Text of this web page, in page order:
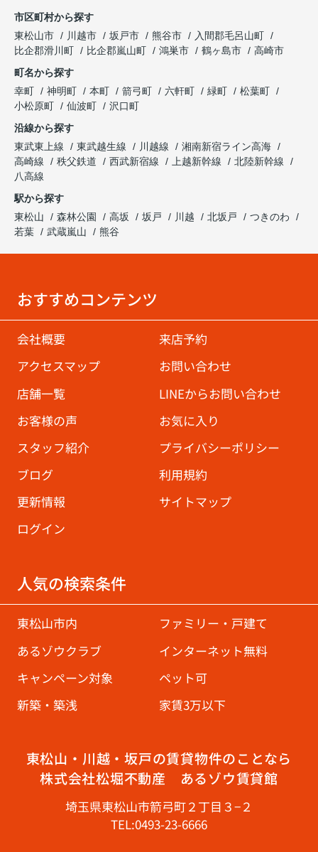
市区町村から探す
東松山市
川越市 坂戸市 熊谷市
入間郡毛呂山町
比企郡滑川町
比企郡嵐山町 鴻巣市 鶴ヶ島市
高崎市
町名から探す
幸町
神明町 本町 箭弓町 六軒町 緑町
松葉町
小松原町
仙波町
沢口町
沿線から探す
東武東上線
東武越生線 川越線
湘南新宿ライン高海
高崎線
秩父鉄道 西武新宿線 上越新幹線
北陸新幹線
八高線
駅から探す
東松山
森林公園 高坂 坂戸 川越 北坂戸
つきのわ
若葉
武蔵嵐山 熊谷
おすすめコンテンツ
会社概要
来店予約
アクセスマップ
お問い合わせ
店舗一覧
LINEからお問い合わせ
お客様の声
お気に入り
スタッフ紹介
プライバシーポリシー
ブログ
利用規約
更新情報
サイトマップ
ログイン
人気の検索条件
東松山市内
ファミリー・戸建て
あるゾウクラブ
インターネット無料
キャンペーン対象
ペット可
新築・築浅
家賃3万以下
東松山・川越・坂戸の賃貸物件のことなら
株式会社松堀不動産 あるゾウ賃貸館
埼玉県東松山市箭弓町２丁目３−２
TEL:0493-23-6666